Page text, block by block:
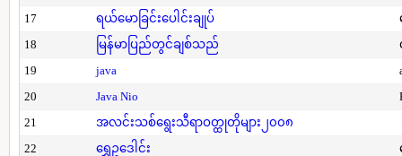
17
ရယ်မောခြင်းပေါင်းချုပ်
18
မြန်မာပြည်တွင်ချစ်သည်
19
java
20
Java Nio
21
အလင်းသစ်ရွေးသီရာဝတ္ထုတိုများ၂၀၀၈
22
ရွှေဥဒေါင်း